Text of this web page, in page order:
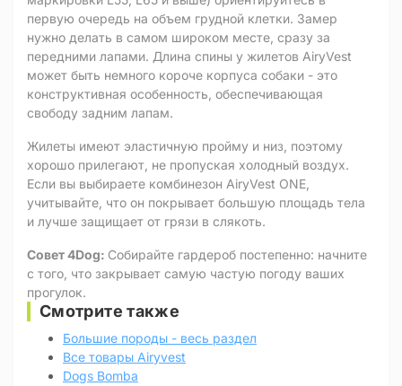
первую очередь на объем грудной клетки. Замер
нужно делать в самом широком месте, сразу за
передними лапами. Длина спины у жилетов AiryVest
может быть немного короче корпуса собаки - это
конструктивная особенность, обеспечивающая
свободу задним лапам.
Жилеты имеют эластичную пройму и низ, поэтому
хорошо прилегают, не пропуская холодный воздух.
Если вы выбираете комбинезон AiryVest ONE,
учитывайте, что он покрывает большую площадь тела
и лучше защищает от грязи в слякоть.
Совет 4Dog: Собирайте гардероб постепенно: начните
с того, что закрывает самую частую погоду ваших
прогулок.
Смотрите также
Большие породы - весь раздел
Все товары Airyvest
Dogs Bomba